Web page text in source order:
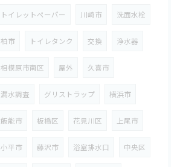
トイレットペーパー 川崎市 洗面水栓
柏市 トイレタンク 交換 浄水器
相模原市南区 屋外 久喜市
漏水調査 グリストラップ 横浜市
飯能市 板橋区 花見川区 上尾市
小平市 藤沢市 浴室排水口 中央区